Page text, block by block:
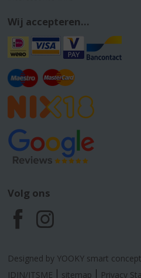
Wij accepteren...
Volg ons
F
a
I
n
Designed by YOOKY smart
IDIN/ITSME
sitemap Privacy